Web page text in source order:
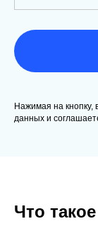
Нажимая на кнопку,
данных и
Что